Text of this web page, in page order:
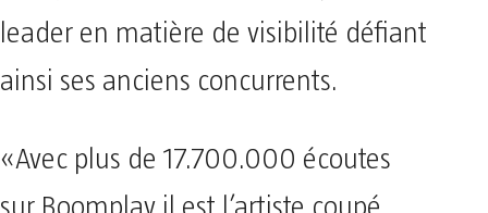
leader en matière de visibilité défiant
ainsi ses anciens concurrents.
«Avec plus de 17.700.000 écoutes